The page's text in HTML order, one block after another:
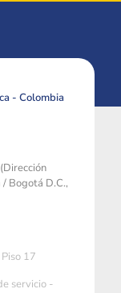
- Colombia
Bogotá D.C.,
17
servicio -